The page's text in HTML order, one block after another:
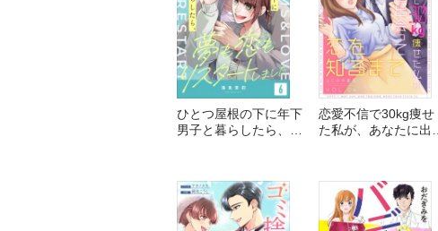
ひとつ屋根の下に年下
男子と暮らしたら、夢
恋愛不信で30kg痩せ
た私が、あなたに出会